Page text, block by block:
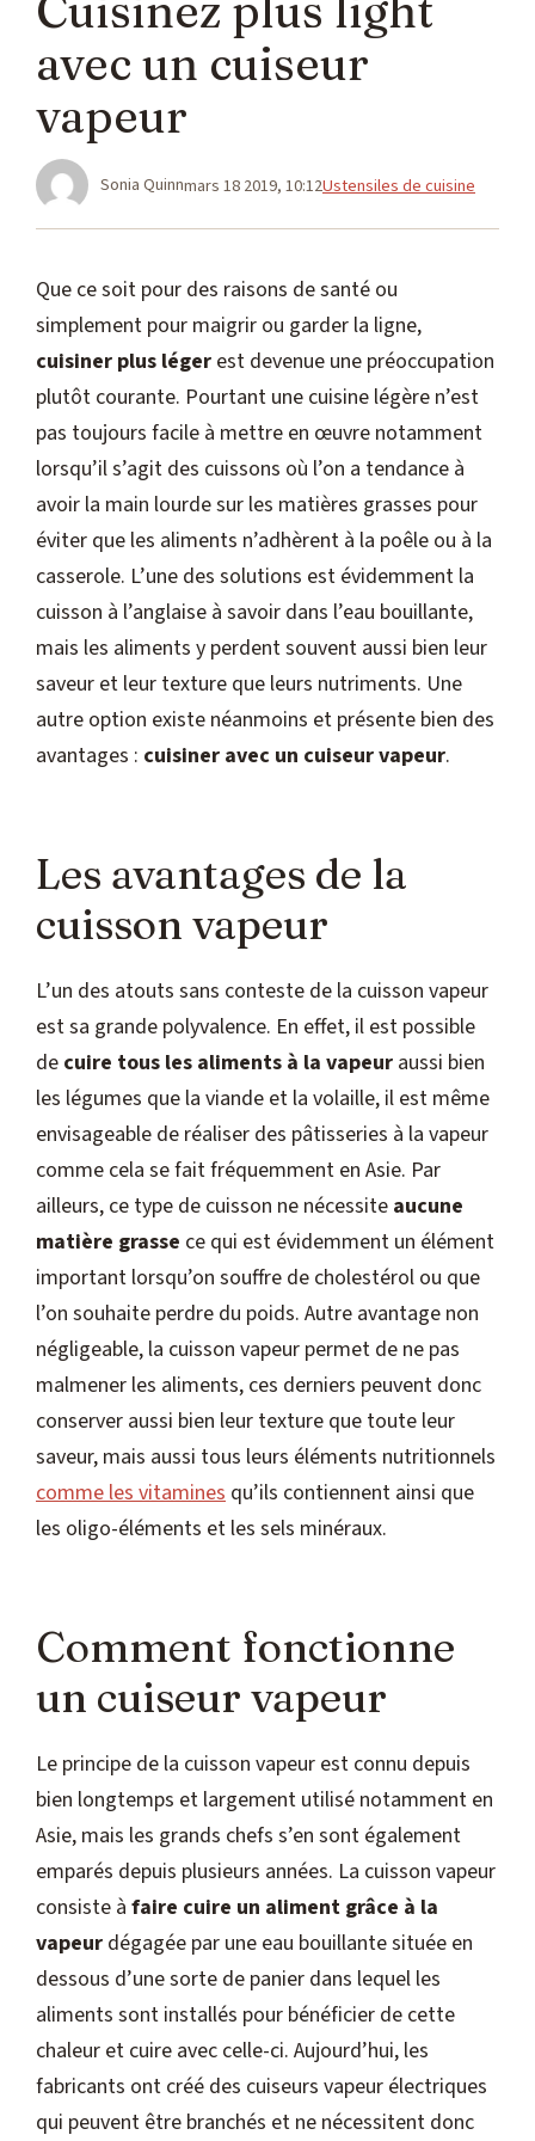
avec un cuiseur
vapeur
Sonia Quinnmars 18 2019, 10:12Catégories
Ustensiles de cuisine
Que ce soit pour des raisons de santé ou
simplement pour maigrir ou garder la ligne,
cuisiner plus léger est devenue une préoccupation
plutôt courante. Pourtant une cuisine légère n’est
pas toujours facile à mettre en œuvre notamment
lorsqu’il s’agit des cuissons où l’on a tendance à
avoir la main lourde sur les matières grasses pour
éviter que les aliments n’adhèrent à la poêle ou à la
casserole. L’une des solutions est évidemment la
cuisson à l’anglaise à savoir dans l’eau bouillante,
mais les aliments y perdent souvent aussi bien leur
saveur et leur texture que leurs nutriments. Une
autre option existe néanmoins et présente bien des
avantages : cuisiner avec un cuiseur vapeur.
Les avantages de la
cuisson vapeur
L’un des atouts sans conteste de la cuisson vapeur
est sa grande polyvalence. En effet, il est possible
de cuire tous les aliments à la vapeur aussi bien
les légumes que la viande et la volaille, il est même
envisageable de réaliser des pâtisseries à la vapeur
comme cela se fait fréquemment en Asie. Par
ailleurs, ce type de cuisson ne nécessite aucune
matière grasse ce qui est évidemment un élément
important lorsqu’on souffre de cholestérol ou que
l’on souhaite perdre du poids. Autre avantage non
négligeable, la cuisson vapeur permet de ne pas
malmener les aliments, ces derniers peuvent donc
conserver aussi bien leur texture que toute leur
saveur, mais aussi tous leurs éléments nutritionnels
comme les vitamines qu’ils contiennent ainsi que
les oligo-éléments et les sels minéraux.
Comment fonctionne
un cuiseur vapeur
Le principe de la cuisson vapeur est connu depuis
bien longtemps et largement utilisé notamment en
Asie, mais les grands chefs s’en sont également
emparés depuis plusieurs années. La cuisson vapeur
consiste à faire cuire un aliment grâce à la
vapeur dégagée par une eau bouillante située en
dessous d’une sorte de panier dans lequel les
aliments sont installés pour bénéficier de cette
chaleur et cuire avec celle-ci. Aujourd’hui, les
fabricants ont créé des cuiseurs vapeur électriques
qui peuvent être branchés et ne nécessitent donc